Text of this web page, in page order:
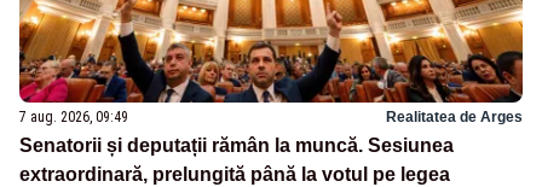
7 aug. 2026, 09:49 Realitatea de Arges
Senatorii și deputații rămân la muncă. Sesiunea
extraordinară, prelungită până la votul pe legea